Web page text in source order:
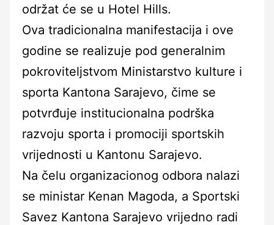
održat će se u Hotel Hills.
Ova tradicionalna manifestacija i ove
godine se realizuje pod generalnim
pokroviteljstvom Ministarstvo kulture i
sporta Kantona Sarajevo, čime se
potvrđuje institucionalna podrška
razvoju sporta i promociji sportskih
vrijednosti u Kantonu Sarajevo.
Na čelu organizacionog odbora nalazi
se ministar Kenan Magoda, a Sportski
Savez Kantona Sarajevo vrijedno radi